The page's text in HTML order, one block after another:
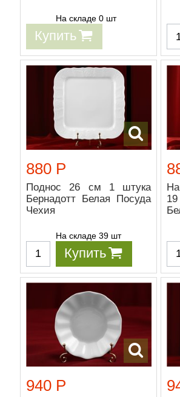
На складе 0 шт
Купить
880 Р
Поднос 26 см 1 штука
Бернадотт Белая Посуда
Чехия
На складе 39 шт
Купить
940 Р